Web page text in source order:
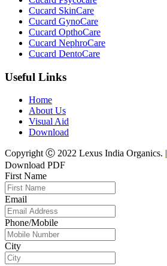
Cucard SkinCare
Cucard GynoCare
Cucard OpthoCare
Cucard NephroCare
Cucard DentoCare
Useful Links
Home
About Us
Visual Aid
Download
Copyright Ⓒ 2022 Lexus India Organics. |
Download PDF
First Name
Email
Phone/Mobile
City